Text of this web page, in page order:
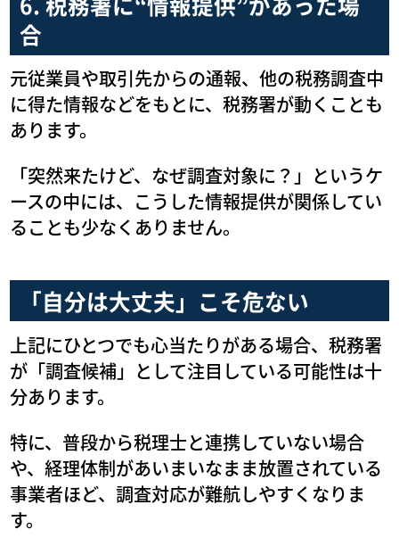
合
元従業員や取引先からの通報、他の税務調査中
に得た情報などをもとに、税務署が動くことも
あります。
「突然来たけど、なぜ調査対象に？」というケ
ースの中には、こうした情報提供が関係してい
ることも少なくありません。
「自分は大丈夫」こそ危ない
上記にひとつでも心当たりがある場合、税務署
が「調査候補」として注目している可能性は十
分あります。
特に、普段から税理士と連携していない場合
や、経理体制があいまいなまま放置されている
事業者ほど、調査対応が難航しやすくなりま
す。